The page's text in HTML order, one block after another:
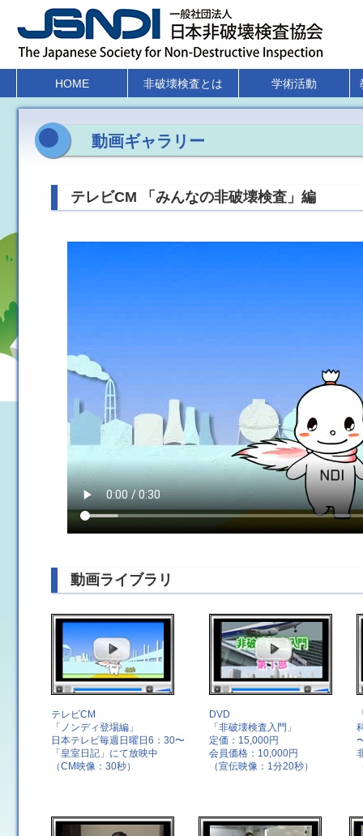
HOME 非破壊検査とは 学術活動
動画ギャラリー
テレビCM 「みんなの非破壊検査」編
動画ライブラリ
テレビCM
「ノンディ登場編」
日本テレビ毎週日曜日6：30〜
「皇室日記」にて放映中
（CM映像：30秒）
DVD
「非破壊検査入門」
定価：15,000円
会員価格：10,000円
（宣伝映像：1分20秒）